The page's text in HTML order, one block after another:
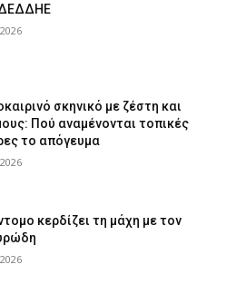
σκηνικό με ζέστη και
Πού αναμένονται τοπικές
το απόγευμα
κερδίζει τη μάχη με τον